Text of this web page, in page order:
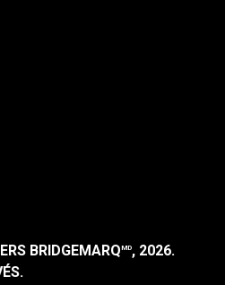
BRIDGEMARQMD, 2026.